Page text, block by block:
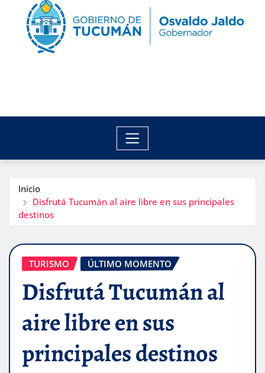
Inicio
Disfrutá Tucumán al aire libre en sus principales
destinos
TURISMO ÚLTIMO MOMENTO
Disfrutá Tucumán al
aire libre en sus
principales destinos